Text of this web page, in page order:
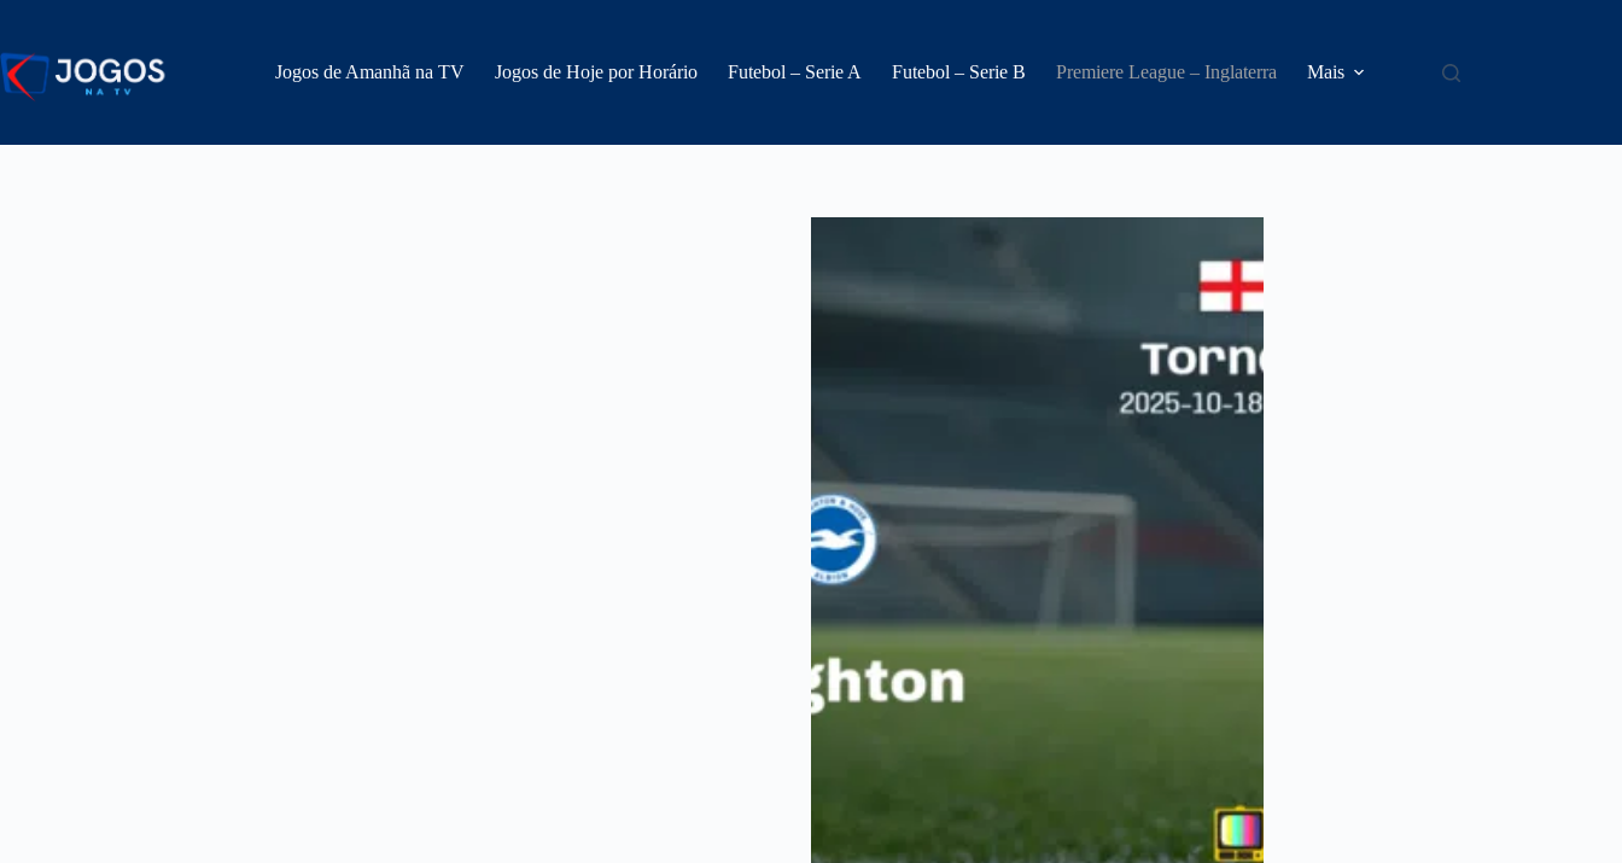
o
conteúdo
Jogos de Amanhã na TV Jogos de Hoje por Horário Futebol – Serie A Futebol – Serie B Premiere League – Inglaterra Mais